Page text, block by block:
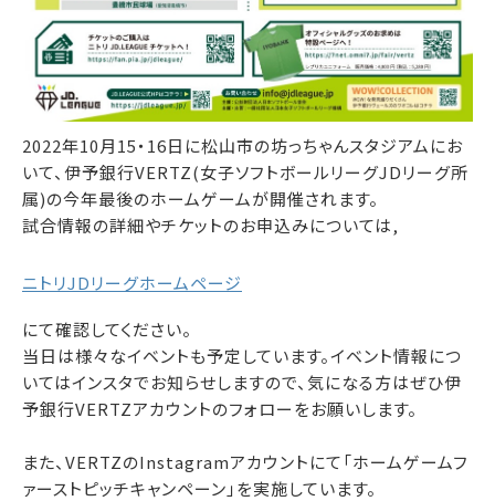
2022年10月15・16日に松山市の坊っちゃんスタジアムにお
いて、伊予銀行VERTZ(女子ソフトボールリーグJDリーグ所
属)の今年最後のホームゲームが開催されます。
試合情報の詳細やチケットのお申込みについては,
ニトリJDリーグホームページ
にて確認してください。
当日は様々なイベントも予定しています。イベント情報につ
いてはインスタでお知らせしますので、気になる方はぜひ伊
予銀行VERTZアカウントのフォローをお願いします。
また、VERTZのInstagramアカウントにて「ホームゲームフ
ァーストピッチキャンペーン」を実施しています。